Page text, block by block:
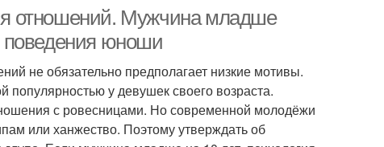
отношений. Мужчина младше
поведения юноши
не обязательно предполагает низкие мотивы.
популярностью у девушек своего возраста.
с ровесницами. Но современной молодёжи
или ханжество. Поэтому утверждать об